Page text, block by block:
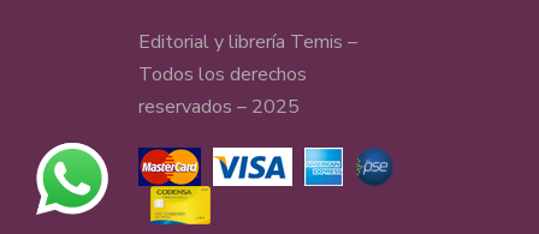
Editorial y librería Temis –
Todos los derechos
reservados – 2025